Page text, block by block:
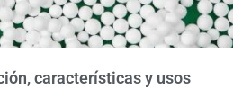
características y usos